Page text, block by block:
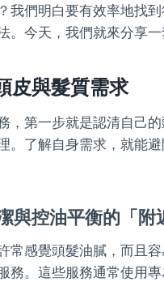
我們明白要有效率地找
。今天，我們就來分享
皮與髮質需求
，第一步就是認清自己
。了解自身需求，就能
與控油平衡的「附
常感覺頭髮油膩，而且
務。這些服務通常使用